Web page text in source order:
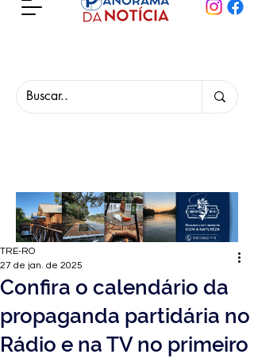
Confira o calendário da
propaganda partidária no
Rádio e na TV no primeiro
TRE-RO
27 de jan. de 2025